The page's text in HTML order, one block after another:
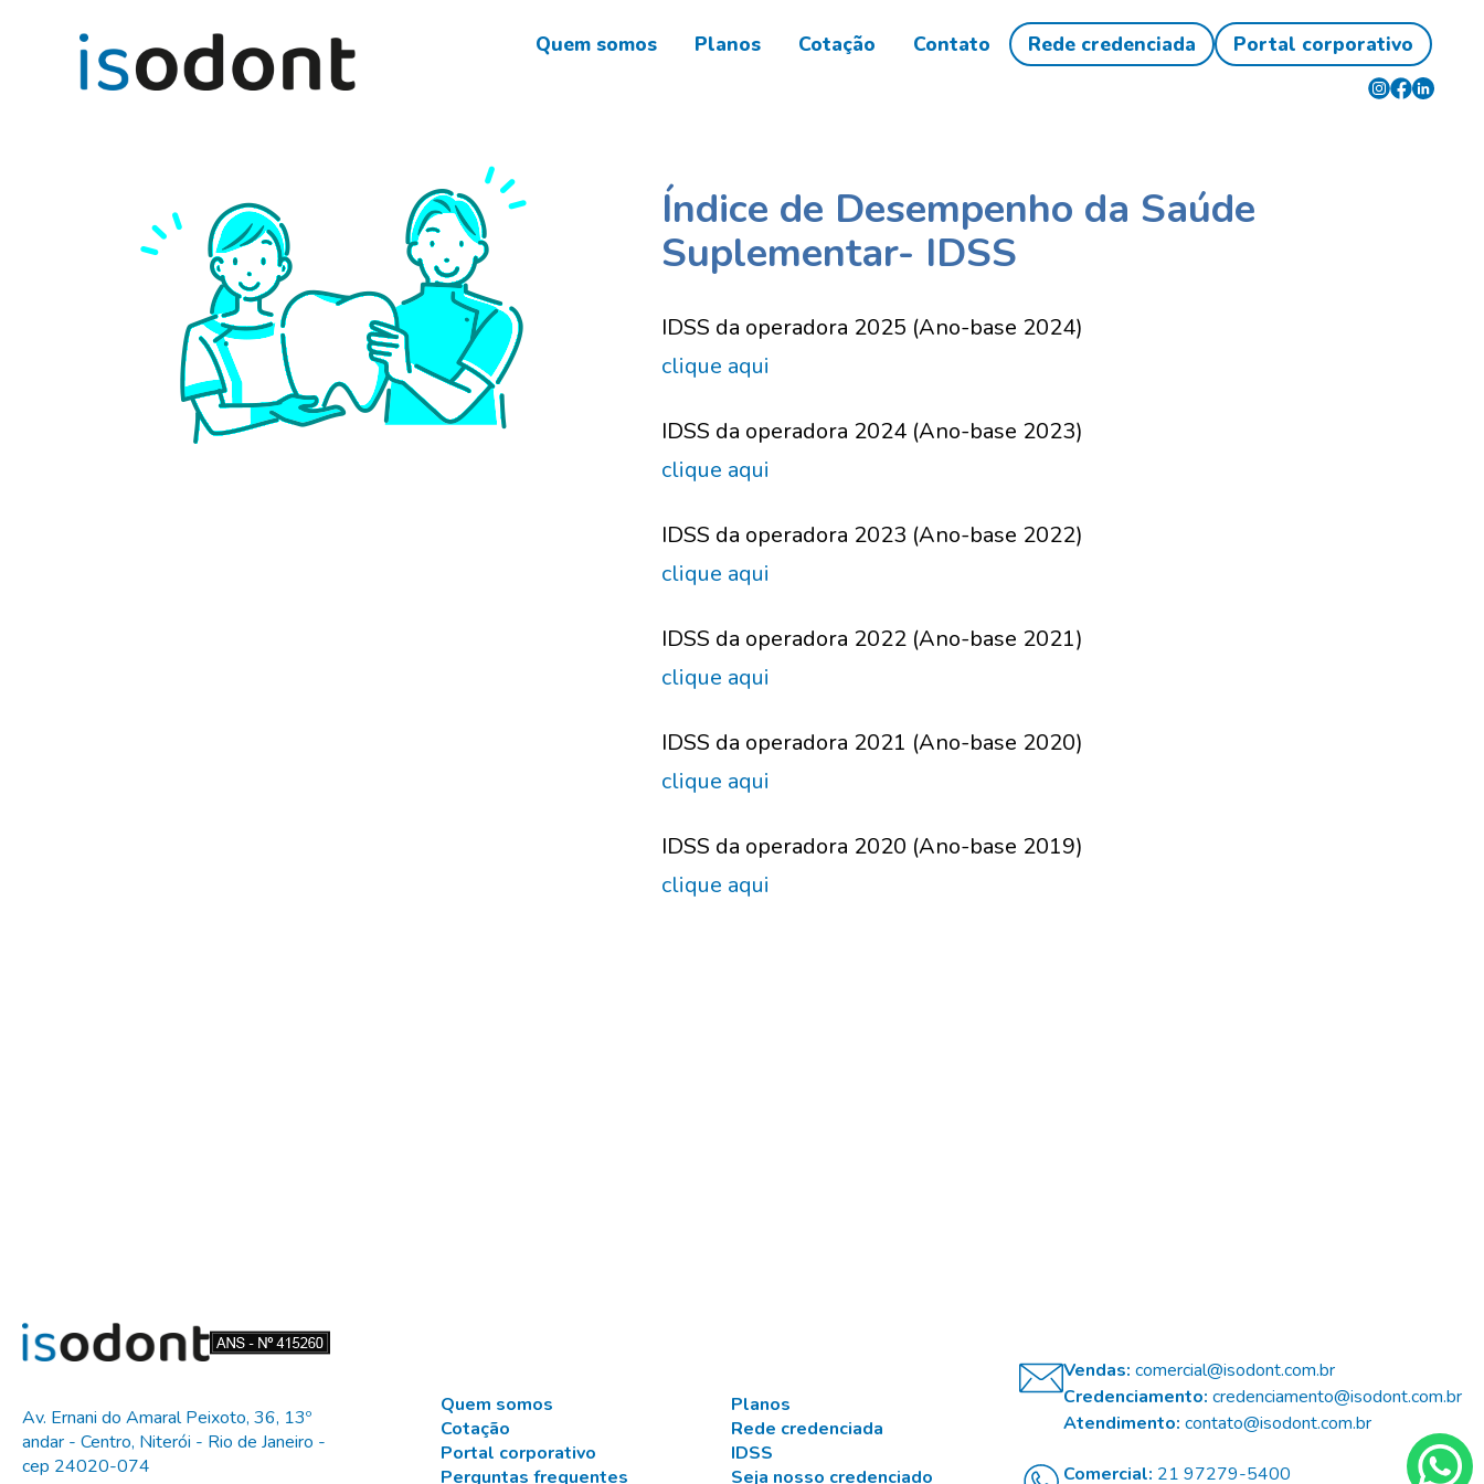
Quem somos Planos Cotação Contato Rede credenciada Portal corporativo
Índice de Desempenho da Saúde
Suplementar- IDSS
IDSS da operadora 2025 (Ano-base 2024)
clique aqui
IDSS da operadora 2024 (Ano-base 2023)
clique aqui
IDSS da operadora 2023 (Ano-base 2022)
clique aqui
IDSS da operadora 2022 (Ano-base 2021)
clique aqui
IDSS da operadora 2021 (Ano-base 2020)
clique aqui
IDSS da operadora 2020 (Ano-base 2019)
clique aqui
Av. Ernani do Amaral Peixoto, 36, 13º
andar - Centro, Niterói - Rio de Janeiro -
cep 24020-074
Quem somos
Planos
Cotação
Rede credenciada
Portal corporativo
IDSS
Perguntas frequentes
Seja nosso credenciado
Vendas: comercial@isodont.com.br
Credenciamento: credenciamento@isodont.com.br
Atendimento: contato@isodont.com.br
Comercial: 21 97279-5400